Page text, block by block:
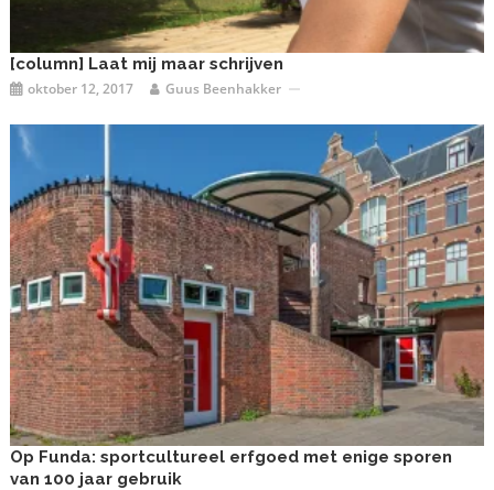
[column] Laat mij maar schrijven
oktober 12, 2017 Guus Beenhakker
Op Funda: sportcultureel erfgoed met enige sporen
van 100 jaar gebruik